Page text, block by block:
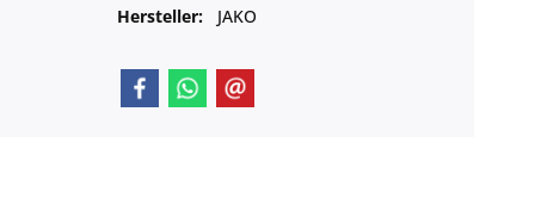
Hersteller:
JAKO